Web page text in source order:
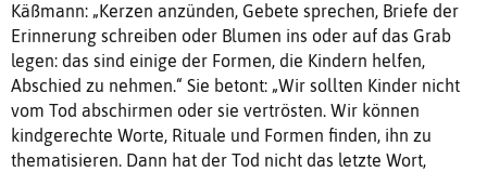
Käßmann: „Kerzen anzünden, Gebete sprechen, Briefe der
Erinnerung schreiben oder Blumen ins oder auf das Grab
legen: das sind einige der Formen, die Kindern helfen,
Abschied zu nehmen.“ Sie betont: „Wir sollten Kinder nicht
vom Tod abschirmen oder sie vertrösten. Wir können
kindgerechte Worte, Rituale und Formen finden, ihn zu
thematisieren. Dann hat der Tod nicht das letzte Wort,